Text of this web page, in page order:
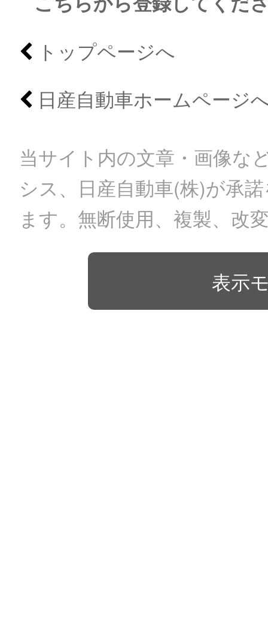
トップページへ
日産自動車ホームページ
当サイト内の文章・画像な
シス、日産自動車(株)が承
ます。無断使用、複製、改
表示